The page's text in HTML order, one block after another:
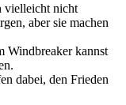
vielleicht nicht
aber sie machen
Windbreaker kannst
dabei, den Frieden